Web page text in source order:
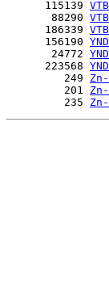
      115139
       88290
      186339
      156190
       24772
      223568
         249
         201
         235